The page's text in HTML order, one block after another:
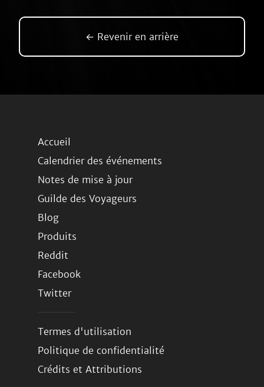
← Revenir en arrière
Accueil
Calendrier des événements
Notes de mise à jour
Guilde des Voyageurs
Blog
Produits
Reddit
Facebook
Twitter
Termes d'utilisation
Politique de confidentialité
Crédits et Attributions